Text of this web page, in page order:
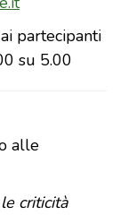
partecipanti
su 5.00
alle
criticità